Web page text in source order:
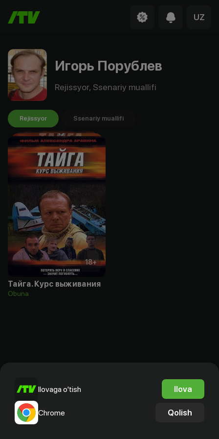
UZ
Игорь Порублев
Rejissyor, Ssenariy muallifi
Rejissyor Ssenariy muallifi
18+
Тайга. Курс выживания
Obuna
Ilovaga o'tish Ilova
Chrome Qolish